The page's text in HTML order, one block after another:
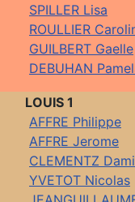
SPILLER Lisa
ROULLIER
GUILBERT Gaelle
DEBUHAN
LOUIS 1
AFFRE Philippe
AFFRE Jerome
CLEMENTZ
YVETOT Nicolas